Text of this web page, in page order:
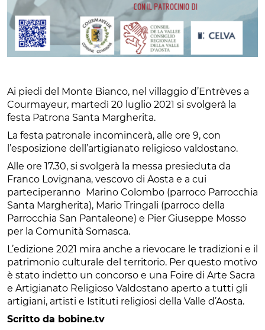
Ai piedi del Monte Bianco, nel villaggio d’Entrèves a
Courmayeur, martedì 20 luglio 2021 si svolgerà la
festa Patrona Santa Margherita.
La festa patronale incomincerà, alle ore 9, con
l’esposizione dell’artigianato religioso valdostano.
Alle ore 17.30, si svolgerà la messa presieduta da
Franco Lovignana, vescovo di Aosta e a cui
parteciperanno Marino Colombo (parroco Parrocchia
Santa Margherita), Mario Tringali (parroco della
Parrocchia San Pantaleone) e Pier Giuseppe Mosso
per la Comunità Somasca.
L’edizione 2021 mira anche a rievocare le tradizioni e il
patrimonio culturale del territorio. Per questo motivo
è stato indetto un concorso e una Foire di Arte Sacra
e Artigianato Religioso Valdostano aperto a tutti gli
artigiani, artisti e Istituti religiosi della Valle d’Aosta.
Scritto da bobine.tv